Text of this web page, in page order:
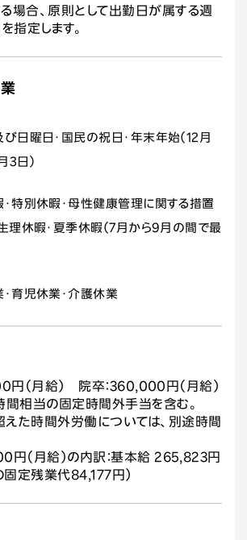
場合、原則として出勤日が属する週
指定します。
日曜日・国民の祝日・年末年始（12月
3日）
特別休暇・母性健康管理に関する措置
理休暇・夏季休暇（7月から9月の間で最
育児休業・介護休業
円（月給） 院卒：360,000円（月給）
相当の固定時間外手当を含む。
た時間外労働については、別途時間
（月給）の内訳：基本給 265,823円
定残業代84,177円）